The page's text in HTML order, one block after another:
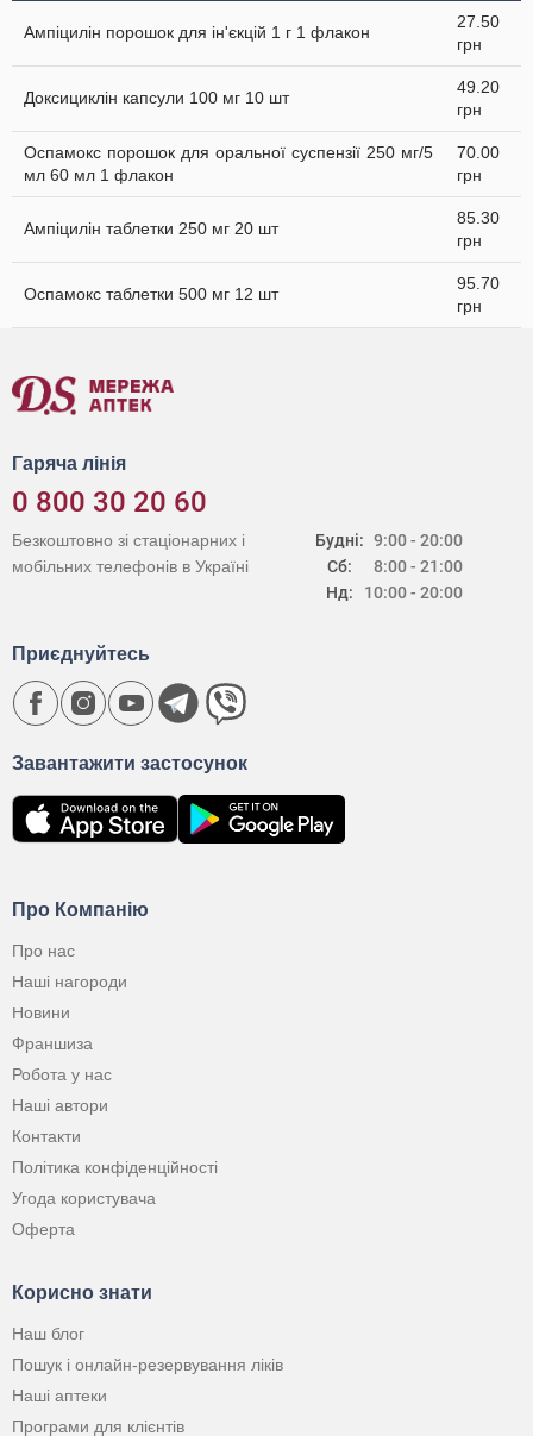
Ампіцилін порошок для ін'єкцій 1 г 1 флакон
27.50
грн
Доксициклін капсули 100 мг 10 шт
49.20
грн
Оспамокс порошок для оральної суспензії 250 мг/5
мл 60 мл 1 флакон
70.00
грн
Ампіцилін таблетки 250 мг 20 шт
85.30
грн
Оспамокс таблетки 500 мг 12 шт
95.70
грн
Гаряча лінія
0 800 30 20 60
Будні:
Сб:
Нд:
9:00 - 20:00
8:00 - 21:00
10:00 - 20:00
Безкоштовно зі стаціонарних і
мобільних телефонів в Україні
Про Компанію
Про нас
Наші нагороди
Новини
Франшиза
Робота у нас
Наші автори
Контакти
Політика конфіденційності
Угода користувача
Оферта
Корисно знати
Наш блог
Пошук і онлайн-резервування ліків
Наші аптеки
Програми для клієнтів
Завантажити застосунок
Приєднуйтесь